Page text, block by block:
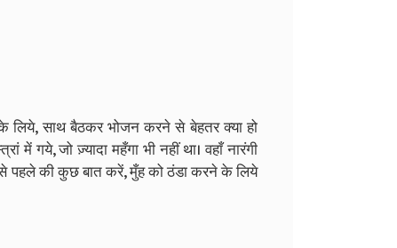
लिये, साथ बैठकर भोजन करने से बेहतर क्या हो
में गये, जो ज़्यादा महँगा भी नहीं था। वहाँ नारंगी
पहले की कुछ बात करें, मुँह को ठंडा करने के लिये